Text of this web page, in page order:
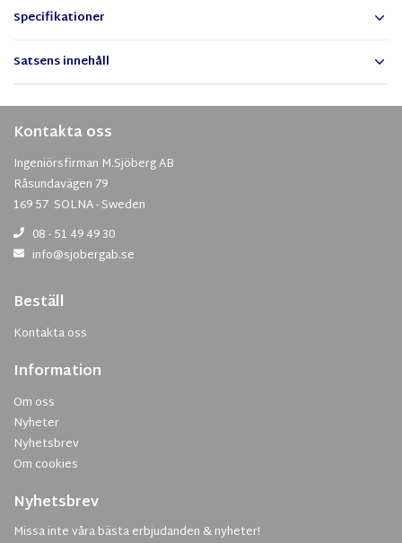
Specifikationer
Satsens innehåll
Kontakta oss
Ingeniörsfirman M.Sjöberg AB
Råsundavägen 79
169 57 SOLNA - Sweden
08 - 51 49 49 30
info@sjobergab.se
Beställ
Kontakta oss
Information
Om oss
Nyheter
Nyhetsbrev
Om cookies
Nyhetsbrev
Missa inte våra bästa erbjudanden & nyheter!